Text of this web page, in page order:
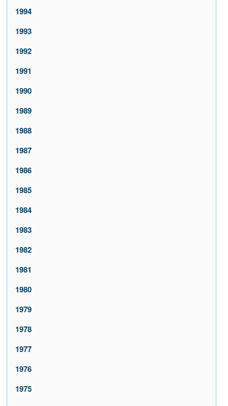
1994
1993
1992
1991
1990
1989
1988
1987
1986
1985
1984
1983
1982
1981
1980
1979
1978
1977
1976
1975